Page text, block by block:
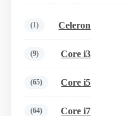
Celeron
(1)
Core i3
(9)
Core i5
(65)
Core i7
(64)